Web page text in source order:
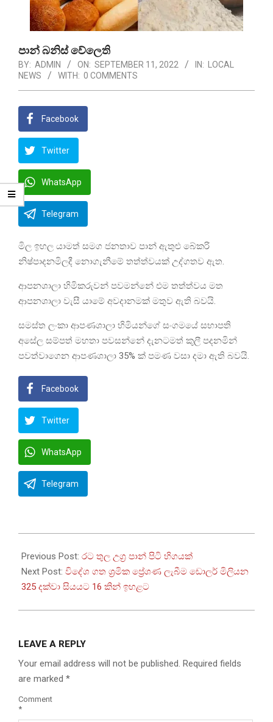
පාන් බනිස් වේලෙති
BY: ADMIN ON: SEPTEMBER 11, 2022 IN:
LOCAL
NEWS
WITH: 0 COMMENTS
Facebook
Twitter
WhatsApp
Telegram
මිල ඉහල යාමත් සමග ජනතාව පාන් ඇතුළු බේකරි
නිෂ්පාදනමිලදී නොගැනීමේ තත්ත්වයක් උද්ගතව ඇත.
ආපනශාලා හිමිකරුවන් පවමන්නේ එම තත්ත්වය මත
ආපනශාලා වැසී යාමේ අවදානමක් මතුව ඇති බවයි.
සමස්ත ලංකා ආපණශාලා හිමියන්ගේ සංගමයේ සභාපති
අසේල සම්පත් මහතා පවසන්නේ දැනටමත් කුලී පදනමින්
පවත්වාගෙන ආපණශාලා 35% ක් පමණ වසා දමා ඇති බවයි.
Facebook
Twitter
WhatsApp
Telegram
09-
11
Previous Post: රට තුල උග‍්‍ර පාන් පිටි හිගයක්
Next Post: විදේශ ගත ශ්‍රමික ප්‍රේශණ ලැබීම ඩොලර් මිලියන
325 දක්වා සියයට 16 කින් ඉහළට
LEAVE A REPLY
Your email address will not be published. Required fields
are marked *
Comment
*